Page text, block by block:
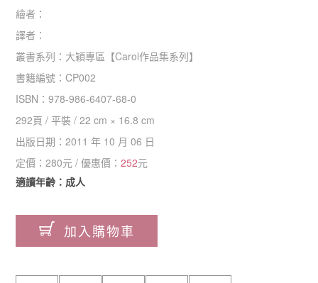
繪者：
譯者：
叢書系列： 大穎專區 【Carol作品集系列】
書籍編號：CP002
ISBN：978-986-6407-68-0
292頁 /平裝 /22 cm × 16.8 cm
出版日期：2011 年 10 月 06 日
定價：280元 / 優惠價：252元
適讀年齡：成人
加入購物車